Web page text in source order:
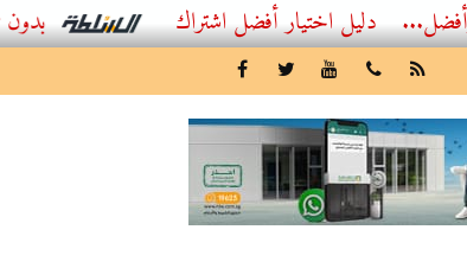
أفضل اشتراك IPTV بدون تقطيع 2026 – دليل المشاهد العصري